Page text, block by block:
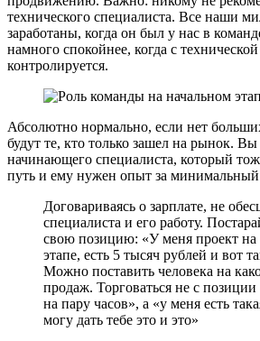
технического специалиста. Все наши
заработаны, когда он был у нас в
намного спокойнее, когда с
контролируется.
Абсолютно нормально, если нет
будут те, кто только зашел на рынок.
начинающего специалиста, который
путь и ему нужен опыт за минимальный
Договариваясь о зарплате, не
специалиста и его работу.
свою позицию: «‎У меня проект на
этапе, есть 5 тысяч рублей и вот
Можно поставить человека на
продаж. Торговаться не с
на пару часов‎», а «‎у меня есть
могу дать тебе это и это‎»